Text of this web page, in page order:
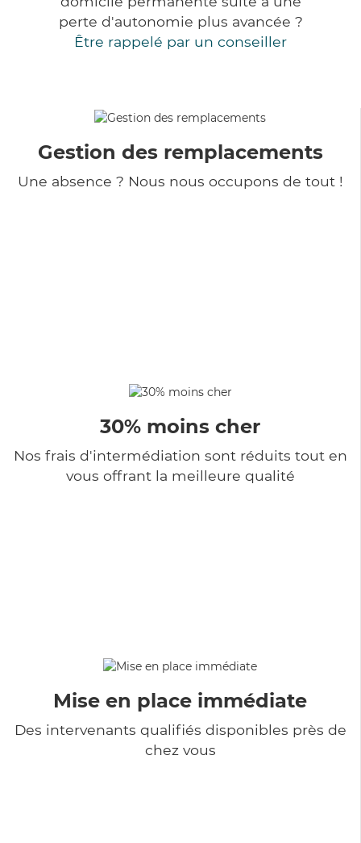
perte d'autonomie plus avancée ?
Être rappelé par un conseiller
Gestion des remplacements
Une absence ? Nous nous occupons de tout !
30% moins cher
Nos frais d'intermédiation sont réduits tout en
vous offrant la meilleure qualité
Mise en place immédiate
Des intervenants qualifiés disponibles près de
chez vous